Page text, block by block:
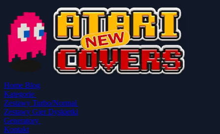
Home Blog
Kategorie
Zestawy Turbo/Normal
Zestawy Gier Dyskietki
Generatory
Kontakt